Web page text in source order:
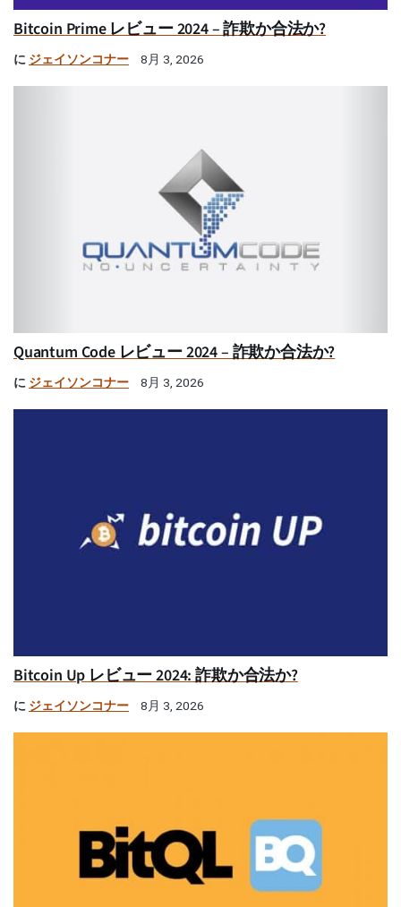
Bitcoin Prime レビュー 2024 – 詐欺か合法か?
に ジェイソンコナー 8月 3, 2026
Quantum Code レビュー 2024 – 詐欺か合法か?
に ジェイソンコナー 8月 3, 2026
Bitcoin Up レビュー 2024: 詐欺か合法か?
に ジェイソンコナー 8月 3, 2026